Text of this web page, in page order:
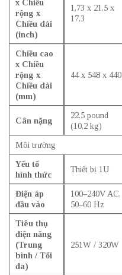
x Chiều
rộng x
Chiều dài
(inch)
1,73 x 21,5 x
17,3
Chiều cao
x Chiều
rộng x
Chiều dài
(mm)
44 x 548 x 440
Cân nặng
22,5 pound
(10,2 kg)
Môi trường
Yếu tố
hình thức
Thiết bị 1U
Điện áp
đầu vào
100–240V AC,
50–60 Hz
Tiêu thụ
điện năng
(Trung
bình / Tối
đa)
251W / 320W